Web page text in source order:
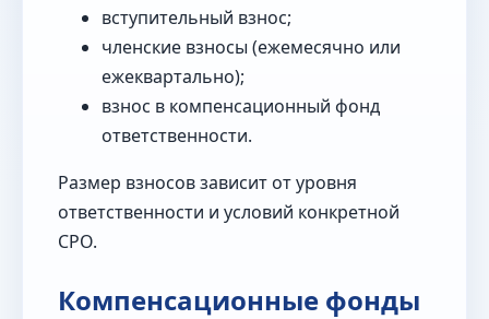
вступительный взнос;
членские взносы (ежемесячно или
ежеквартально);
взнос в компенсационный фонд
ответственности.
Размер взносов зависит от уровня
ответственности и условий конкретной
СРО.
Компенсационные фонды